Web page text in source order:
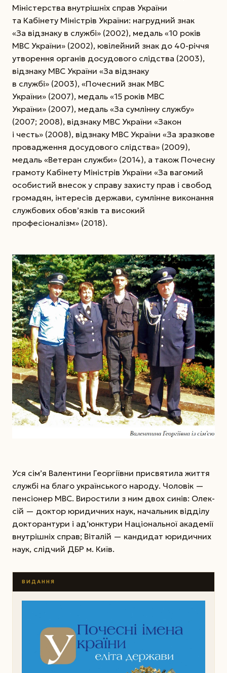
Міністерства внутрішніх справ Украї­ни
та Кабінету Міністрів України: нагрудний знак
«За відзна­ку в службі» (2002), медаль «10 років
МВС Украї­ни» (2002), ювілейний знак до 40-річчя
утворення органів досудового слідства (2003),
відзнаку МВС України «За відзнаку
в службі» (2003), «Почес­ний знак МВС
України» (2007), медаль «15 років МВС
України» (2007), медаль «За сумлінну служ­бу»
(2007; 2008), відзнаку МВС України «Закон
і честь» (2008), відзнаку МВС України «За зразкове
провадження досудового слідства» (2009),
медаль «Ветеран служби» (2014), а також Почесну
грамоту Кабінету Міністрів України «За вагомий
особистий внесок у справу захисту прав і свобод
громадян, ін­тересів держави, сумлінне виконання
службових обов’язків та високий
професіоналізм» (2018).
Уся сім’я Валентини Георгіївни присвятила жит­тя
службі на благо українського народу. Чоловік —
пенсіонер МВС. Виростили з ним двох синів: Олек­
сій — доктор юридичних наук, начальник відділу
докторантури і ад’юнктури Національної академії
внутрішніх справ; Віталій — кандидат юридичних
наук, слідчий ДБР м. Київ.
ВИДАННЯ